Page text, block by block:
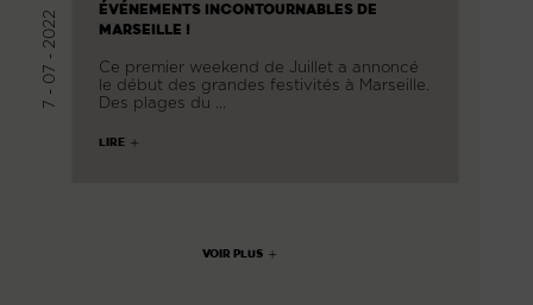
7 - 07 - 2022
ÉVÉNEMENTS INCONTOURNABLES DE
MARSEILLE !
Ce premier weekend de Juillet a annoncé
le début des grandes festivités à Marseille.
Des plages du …
LIRE
VOIR PLUS